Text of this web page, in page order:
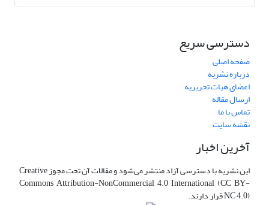
دسترسی سریع
صفحه اصلی
درباره نشریه
اعضای هیات تحریریه
ارسال مقاله
تماس با ما
نقشه سایت
آخرین اخبار
این نشریه با دسترسی آزاد منتشر می‌شود و مقالات آن تحت مجوز Creative
Commons Attribution-NonCommercial 4.0 International (CC BY-
NC 4.0) قرار دارند.